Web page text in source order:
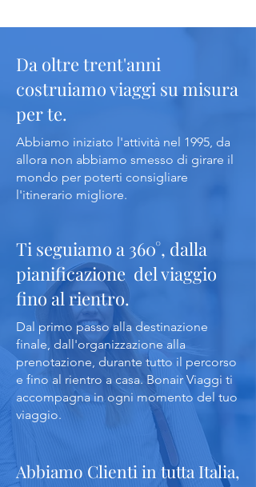
Da oltre trent'anni
costruiamo viaggi su misura
per te.
Abbiamo iniziato l'attività nel 1995, da
allora non abbiamo smesso di girare il
mondo per poterti consigliare
l'itinerario migliore.
Ti seguiamo a 360°, dalla
pianificazione del viaggio
fino al rientro.
Dal primo passo alla destinazione
finale, dall'organizzazione alla
prenotazione, durante tutto il percorso
e fino al rientro a casa. Bonair Viaggi ti
accompagna in ogni momento del tuo
viaggio.
Abbiamo Clienti in tutta Italia,